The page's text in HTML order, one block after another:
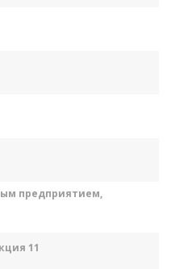
предприятием,
11